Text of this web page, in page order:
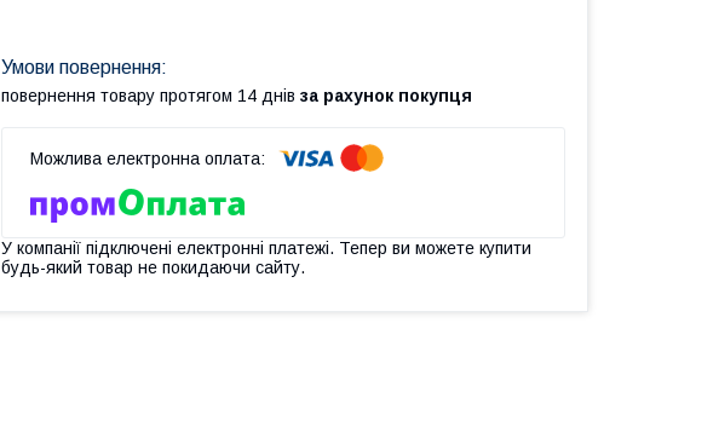
повернення товару протягом 14 днів за рахунок покупця
У компанії підключені електронні платежі. Тепер ви можете купити
будь-який товар не покидаючи сайту.